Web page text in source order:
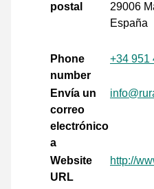
postal
29006
España
Phone
number
+34 951
Envía un
correo
electrónico
a
Website
URL
http://